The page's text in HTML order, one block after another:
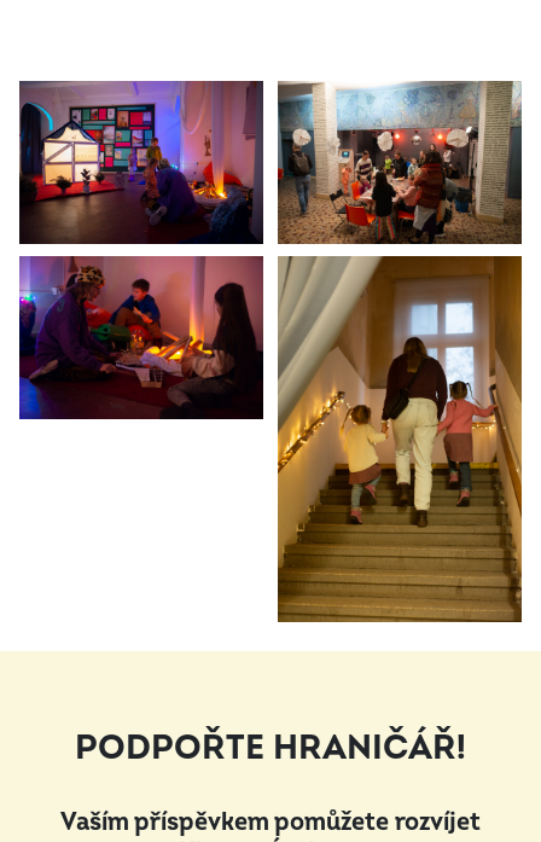
PODPOŘTE HRANIČÁŘ!
Vaším příspěvkem pomůžete rozvíjet